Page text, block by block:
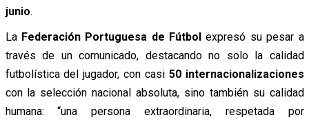
junio.
La Federación Portuguesa de Fútbol expresó su pesar a
través de un comunicado, destacando no solo la calidad
futbolística del jugador, con casi 50 internacionalizaciones
con la selección nacional absoluta, sino también su calidad
humana: “una persona extraordinaria, respetada por